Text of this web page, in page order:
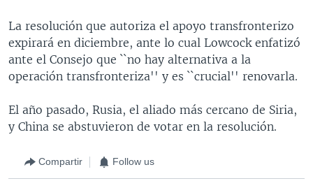
La resolución que autoriza el apoyo transfronterizo
expirará en diciembre, ante lo cual Lowcock enfatizó
ante el Consejo que ``no hay alternativa a la
operación transfronteriza'' y es ``crucial'' renovarla.
El año pasado, Rusia, el aliado más cercano de Siria,
y China se abstuvieron de votar en la resolución.
Compartir Follow us